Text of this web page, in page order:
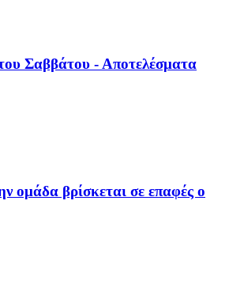
Σαββάτου - Αποτελέσματα
βρίσκεται σε επαφές ο